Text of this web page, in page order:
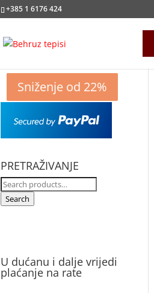
+385 1 6176 424
Sniženje od 44%
Sniženje od 50%
Sniženje od 5%
Sniženje od 22%
PRETRAŽIVANJE
Search
for:
Search
U dućanu i dalje vrijedi
plaćanje na rate